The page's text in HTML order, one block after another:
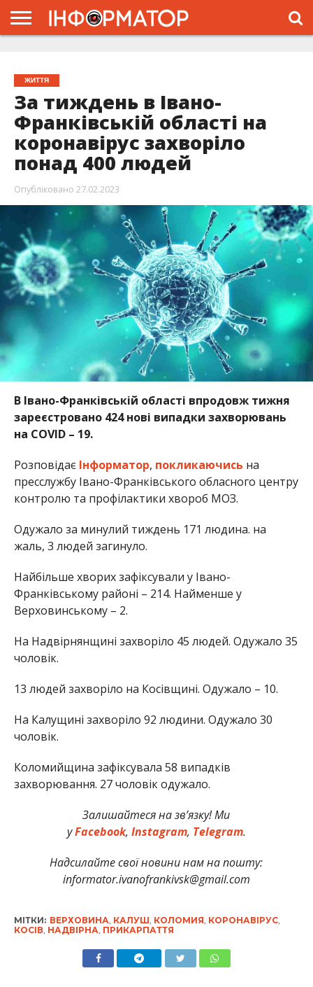
ЖИТТЯ
За тиждень в Івано-
Франківській області на
коронавірус захворіло
понад 400 людей
Опубліковано 27.02.2023
В Івано-Франківській області впродовж тижня
зареєстровано 424 нові випадки захворювань
на COVID – 19.
Розповідає Інформатор, покликаючись на
пресслужбу Івано-Франківського обласного центру
контролю та профілактики хвороб МОЗ.
Одужало за минулий тиждень 171 людина. на
жаль, 3 людей загинуло.
Найбільше хворих зафіксували у Івано-
Франківському районі – 214. Найменше у
Верховинському – 2.
На Надвірнянщині захворіло 45 людей. Одужало 35
чоловік.
13 людей захворіло на Косівщині. Одужало – 10.
На Калущині захворіло 92 людини. Одужало 30
чоловік.
Коломийщина зафіксувала 58 випадків
захворювання. 27 чоловік одужало.
Залишайтеся на зв’язку! Ми
уFacebook, Instagram, Telegram.
Надсилайте свої новини нам на пошту:
informator.ivanofrankivsk@gmail.com
МІТКИ: ВЕРХОВИНА КАЛУШ КОЛОМИЯ КОРОНАВІРУС,
КОСІВ НАДВІРНА ПРИКАРПАТТЯ